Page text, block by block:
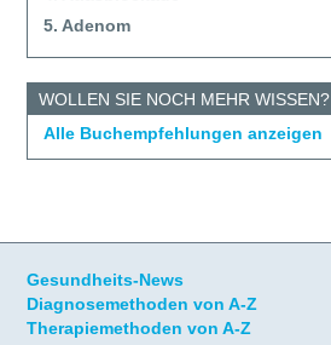
5. Adenom
WOLLEN SIE NOCH MEHR WISSEN?
Alle Buchempfehlungen anzeigen
Gesundheits-News
Diagnosemethoden von A-Z
Therapiemethoden von A-Z